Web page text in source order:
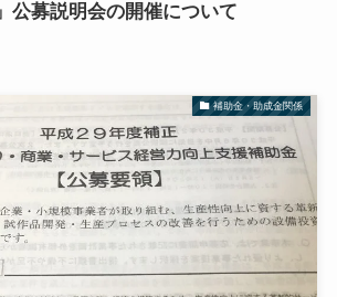
公募説明会の開催について
補助金・助成金関係